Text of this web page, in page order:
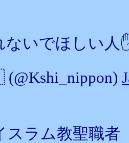
ないでほしい人
スラム教聖職者